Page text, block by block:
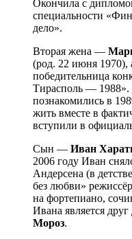
Окончила с
специальности
дело».
Вторая жена —
(род. 22 июня 1970),
победительница
Тирасполь —
познакомились в
жить вместе в
вступили в
Сын — Иван
2006 году Иван
Андерсена (в
без любви»
на фортепиано,
Ивана является
Мороз.